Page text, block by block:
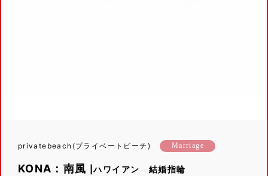
privatebeach(プライベートビーチ) Marriage
KONA：南風 |ハワイアン 結婚指輪